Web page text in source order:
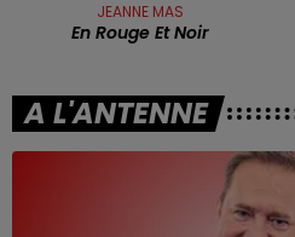
JEANNE MAS
En Rouge Et Noir
A L'ANTENNE